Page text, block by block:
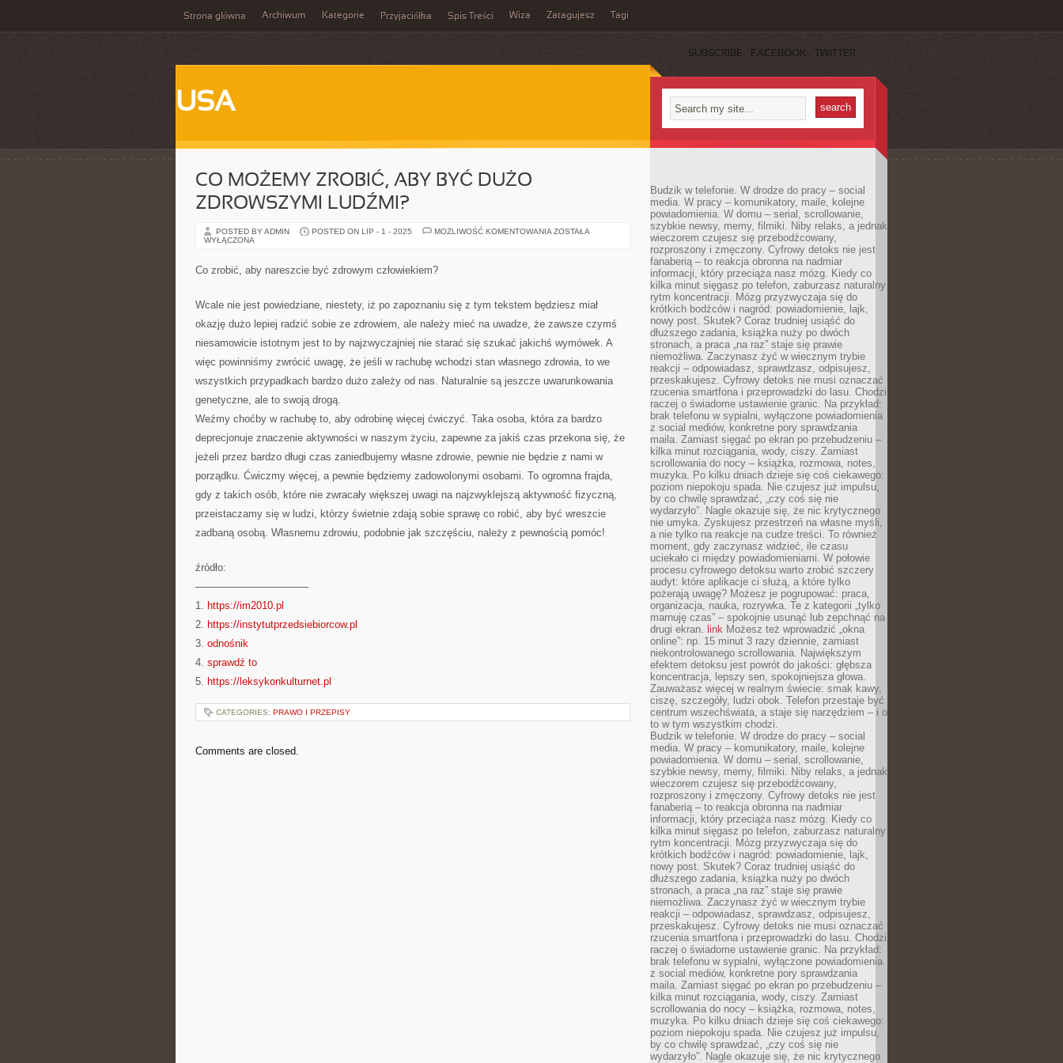
Strona główna Archiwum Kategorie Przyjaciółka Spis Treści Wiza Zatagujesz Tagi
SUBSCRIBE FACEBOOK TWITTER
USA
CO MOŻEMY ZROBIĆ, ABY BYĆ DUŻO
ZDROWSZYMI LUDŹMI?
POSTED BY ADMIN POSTED ON LIP - 1 - 2025 MOŻLIWOŚĆ KOMENTOWANIA CO
ZOSTAŁA
WYŁĄCZONA
Co zrobić, aby nareszcie być zdrowym człowiekiem?
Wcale nie jest powiedziane, niestety, iż po zapoznaniu się z tym tekstem będziesz miał
okazję dużo lepiej radzić sobie ze zdrowiem, ale należy mieć na uwadze, że zawsze czymś
niesamowicie istotnym jest to by najzwyczajniej nie starać się szukać jakichś wymówek. A
więc powinniśmy zwrócić uwagę, że jeśli w rachubę wchodzi stan własnego zdrowia, to we
wszystkich przypadkach bardzo dużo zależy od nas. Naturalnie są jeszcze uwarunkowania
genetyczne, ale to swoją drogą.
Weźmy choćby w rachubę to, aby odrobinę więcej ćwiczyć. Taka osoba, która za bardzo
deprecjonuje znaczenie aktywności w naszym życiu, zapewne za jakiś czas przekona się, że
jeżeli przez bardzo długi czas zaniedbujemy własne zdrowie, pewnie nie będzie z nami w
porządku. Ćwiczmy więcej, a pewnie będziemy zadowolonymi osobami. To ogromna frajda,
gdy z takich osób, które nie zwracały większej uwagi na najzwyklejszą aktywność fizyczną,
przeistaczamy się w ludzi, którzy świetnie zdają sobie sprawę co robić, aby być wreszcie
zadbaną osobą. Własnemu zdrowiu, podobnie jak szczęściu, należy z pewnością pomóc!
źródło:
———————————
1. https://im2010.pl
2. https://instytutprzedsiebiorcow.pl
3. odnośnik
4. sprawdź to
5. https://leksykonkulturnet.pl
CATEGORIES: PRAWO I PRZEPISY
Comments are closed.
Budzik w telefonie. W drodze do pracy – social
media. W pracy – komunikatory, maile, kolejne
powiadomienia. W domu – serial, scrollowanie,
szybkie newsy, memy, filmiki. Niby relaks, a jednak
wieczorem czujesz się przebodźcowany,
rozproszony i zmęczony. Cyfrowy detoks nie jest
fanaberią – to reakcja obronna na nadmiar
informacji, który przeciąża nasz mózg. Kiedy co
kilka minut sięgasz po telefon, zaburzasz naturalny
rytm koncentracji. Mózg przyzwyczaja się do
krótkich bodźców i nagród: powiadomienie, lajk,
nowy post. Skutek? Coraz trudniej usiąść do
dłuższego zadania, książka nuży po dwóch
stronach, a praca „na raz” staje się prawie
niemożliwa. Zaczynasz żyć w wiecznym trybie
reakcji – odpowiadasz, sprawdzasz, odpisujesz,
przeskakujesz. Cyfrowy detoks nie musi oznaczać
rzucenia smartfona i przeprowadzki do lasu. Chodzi
raczej o świadome ustawienie granic. Na przykład:
brak telefonu w sypialni, wyłączone powiadomienia
z social mediów, konkretne pory sprawdzania
maila. Zamiast sięgać po ekran po przebudzeniu –
kilka minut rozciągania, wody, ciszy. Zamiast
scrollowania do nocy – książka, rozmowa, notes,
muzyka. Po kilku dniach dzieje się coś ciekawego:
poziom niepokoju spada. Nie czujesz już impulsu,
by co chwilę sprawdzać, „czy coś się nie
wydarzyło”. Nagle okazuje się, że nic krytycznego
nie umyka. Zyskujesz przestrzeń na własne myśli,
a nie tylko na reakcje na cudze treści. To również
moment, gdy zaczynasz widzieć, ile czasu
uciekało ci między powiadomieniami. W połowie
procesu cyfrowego detoksu warto zrobić szczery
audyt: które aplikacje ci służą, a które tylko
pożerają uwagę? Możesz je pogrupować: praca,
organizacja, nauka, rozrywka. Te z kategorii „tylko
marnuję czas” – spokojnie usunąć lub zepchnąć na
drugi ekran. link Możesz też wprowadzić „okna
online”: np. 15 minut 3 razy dziennie, zamiast
niekontrolowanego scrollowania. Największym
efektem detoksu jest powrót do jakości: głębsza
koncentracja, lepszy sen, spokojniejsza głowa.
Zauważasz więcej w realnym świecie: smak kawy,
ciszę, szczegóły, ludzi obok. Telefon przestaje być
centrum wszechświata, a staje się narzędziem – i o
to w tym wszystkim chodzi.
Budzik w telefonie. W drodze do pracy – social
media. W pracy – komunikatory, maile, kolejne
powiadomienia. W domu – serial, scrollowanie,
szybkie newsy, memy, filmiki. Niby relaks, a jednak
wieczorem czujesz się przebodźcowany,
rozproszony i zmęczony. Cyfrowy detoks nie jest
fanaberią – to reakcja obronna na nadmiar
informacji, który przeciąża nasz mózg. Kiedy co
kilka minut sięgasz po telefon, zaburzasz naturalny
rytm koncentracji. Mózg przyzwyczaja się do
krótkich bodźców i nagród: powiadomienie, lajk,
nowy post. Skutek? Coraz trudniej usiąść do
dłuższego zadania, książka nuży po dwóch
stronach, a praca „na raz” staje się prawie
niemożliwa. Zaczynasz żyć w wiecznym trybie
reakcji – odpowiadasz, sprawdzasz, odpisujesz,
przeskakujesz. Cyfrowy detoks nie musi oznaczać
rzucenia smartfona i przeprowadzki do lasu. Chodzi
raczej o świadome ustawienie granic. Na przykład:
brak telefonu w sypialni, wyłączone powiadomienia
z social mediów, konkretne pory sprawdzania
maila. Zamiast sięgać po ekran po przebudzeniu –
kilka minut rozciągania, wody, ciszy. Zamiast
scrollowania do nocy – książka, rozmowa, notes,
muzyka. Po kilku dniach dzieje się coś ciekawego:
poziom niepokoju spada. Nie czujesz już impulsu,
by co chwilę sprawdzać, „czy coś się nie
wydarzyło”. Nagle okazuje się, że nic krytycznego